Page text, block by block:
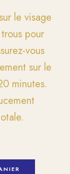
le visage
pour
vous
sur le
minutes.